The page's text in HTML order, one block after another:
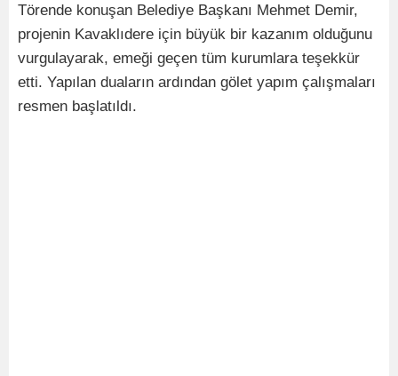
Törende konuşan Belediye Başkanı Mehmet Demir,
projenin Kavaklıdere için büyük bir kazanım olduğunu
vurgulayarak, emeği geçen tüm kurumlara teşekkür
etti. Yapılan duaların ardından gölet yapım çalışmaları
resmen başlatıldı.